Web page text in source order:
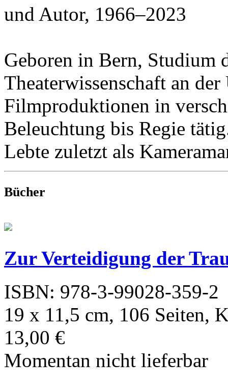
und Autor, 1966–2023
Geboren in Bern, Studium
Theaterwissenschaft an
Filmproduktionen in
Beleuchtung bis Regie
Lebte zuletzt als
Bücher
Zur Verteidigung der
ISBN: 978-3-99028-359-2
19 x 11,5 cm, 106 Seiten,
13,00 €
Momentan nicht lieferbar